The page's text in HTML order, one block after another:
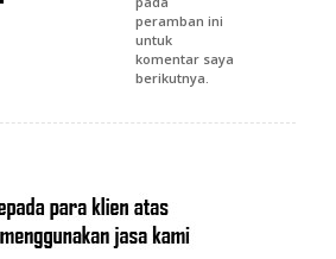
peramban ini
untuk
komentar saya
berikutnya.